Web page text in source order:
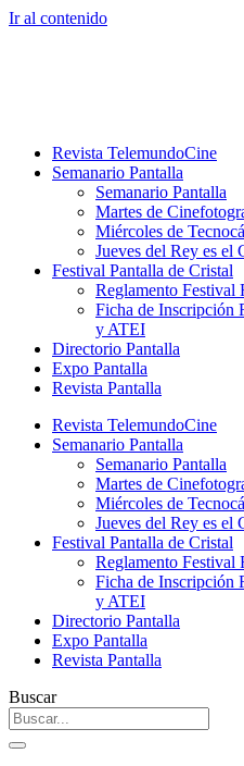
Ir al contenido
Revista TelemundoCine
Semanario Pantalla
Semanario Pantalla
Martes de
Miércoles de
Jueves del Rey es el
Festival Pantalla de Cristal
Reglamento Festival
Ficha de Inscripción
y ATEI
Directorio Pantalla
Expo Pantalla
Revista Pantalla
Revista TelemundoCine
Semanario Pantalla
Semanario Pantalla
Martes de
Miércoles de
Jueves del Rey es el
Festival Pantalla de Cristal
Reglamento Festival
Ficha de Inscripción
y ATEI
Directorio Pantalla
Expo Pantalla
Revista Pantalla
Buscar